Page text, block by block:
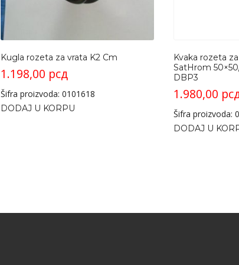
Kugla rozeta za vrata K2 Cm
1.198,00 рсд
Šifra proizvoda: 0101618
DODAJ U KORPU
Kvaka rozeta
SatHrom
DBP3
1.980,00
Šifra proizvoda:
DODAJ U